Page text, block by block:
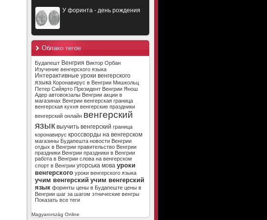
У форинта - день рождения
Облако тегов
Будапешт Венгрия Виктор Орбан
Изучение венгерского языка
Интерактивные уроки венгерского
языка Коронавирус в Венгрии Мишкольц
Петер Сийярто Президент Венгрии Янош
Адер автовокзалы Венгрии акции в
магазинах Венгрии венгерская граница
венгерская кухня венгерские праздники
венгерский онлайн венгерский
язык выучить венгерский граница
коронавирус кроссворды на венгерском
магазины Будапешта новости Венгрии
отдых в Венгрии правительство Венгрии
праздники Венгрии праздники в Венгрии
работа в Венгрии слова на венгерском
спорт в Венгрии угорська мова уроки
венгерского уроки венгерского языка
учим венгерский учим венгерский
язык форинты цены в Будапеште цены в
Венгрии шаг за шагом этнические венгры
Показать все теги
Magyarország Online